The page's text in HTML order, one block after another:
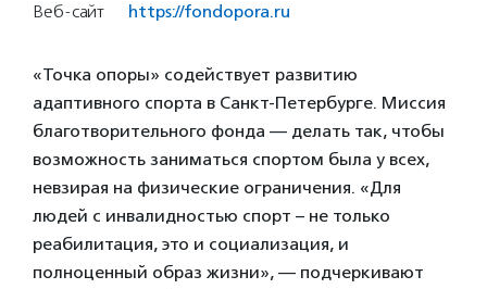
Веб-сайт
https://fondopora.ru
«Точка опоры» содействует развитию
адаптивного спорта в Санкт-Петербурге. Миссия
благотворительного фонда — делать так, чтобы
возможность заниматься спортом была у всех,
невзирая на физические ограничения. «Для
людей с инвалидностью спорт – не только
реабилитация, это и социализация, и
полноценный образ жизни», — подчеркивают